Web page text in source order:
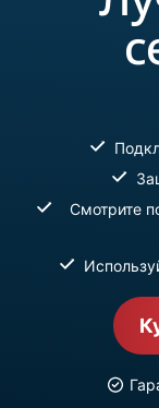
Смотрите